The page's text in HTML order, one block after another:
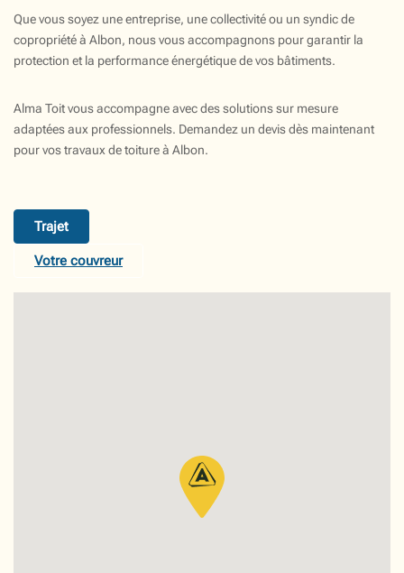
Que vous soyez une entreprise, une collectivité ou un syndic de
copropriété à Albon, nous vous accompagnons pour garantir la
protection et la performance énergétique de vos bâtiments.
Alma Toit vous accompagne avec des solutions sur mesure
adaptées aux professionnels. Demandez un devis dès maintenant
pour vos travaux de toiture à Albon.
Trajet
Votre couvreur